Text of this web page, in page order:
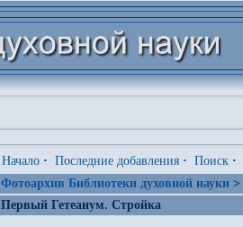
Начало · Последние добавления · Поиск ·
Фотоархив Библиотеки духовной науки >
Первый Гетеанум. Стройка